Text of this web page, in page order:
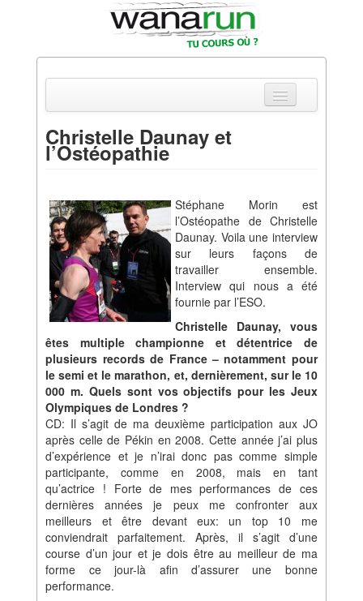
Actualités
Parcours & Courses
Outils & Réseaux
Christelle Daunay et
l’Ostéopathie
Stéphane Morin est
l’Ostéopathe de Christelle
Daunay. Voila une interview
sur leurs façons de
travailler ensemble.
Interview qui nous a été
fournie par l’ESO.
Christelle Daunay, vous
êtes multiple championne et détentrice de
plusieurs records de France – notamment pour
le semi et le marathon, et, dernièrement, sur le 10
000 m. Quels sont vos objectifs pour les Jeux
Olympiques de Londres ?
CD: Il s’agit de ma deuxième participation aux JO
après celle de Pékin en 2008. Cette année j’ai plus
d’expérience et je n’irai donc pas comme simple
participante, comme en 2008, mais en tant
qu’actrice ! Forte de mes performances de ces
dernières années je peux me confronter aux
meilleurs et être devant eux: un top 10 me
conviendrait parfaitement. Après, il s’agit d’une
course d’un jour et je dois être au meilleur de ma
forme ce jour-là afin d’assurer une bonne
performance.